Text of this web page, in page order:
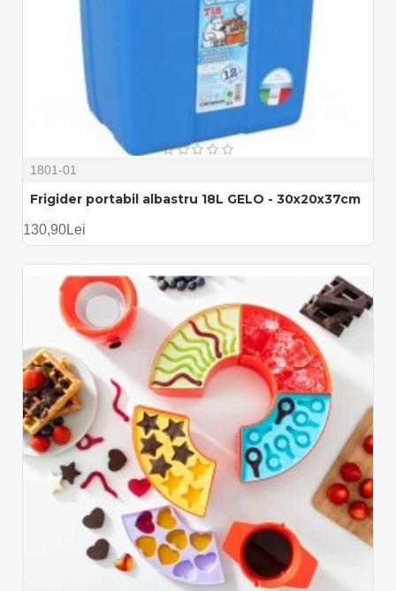
1801-01
Frigider portabil albastru 18L GELO - 30x20x37cm
130,90Lei